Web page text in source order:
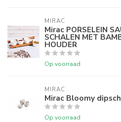
MIRAC
Mirac PORSELEIN
SCHALEN MET
HOUDER
Op voorraad
MIRAC
Mirac Bloomy
Op voorraad